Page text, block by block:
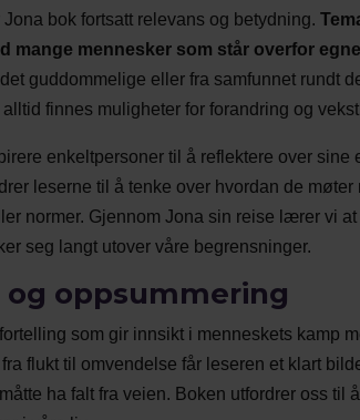
Jona bok fortsatt relevans og betydning.
mange mennesker som står overfor
guddommelige eller fra samfunnet rundt
finnes muligheter for forandring og
enkeltpersoner til å reflektere over sine
leserne til å tenke over hvordan de
normer. Gjennom Jona sin reise lærer vi
seg langt utover våre begrensninger.
og oppsummering
som gir innsikt i menneskets kamp
flukt til omvendelse får leseren et klart
ha falt fra veien. Boken utfordrer oss til